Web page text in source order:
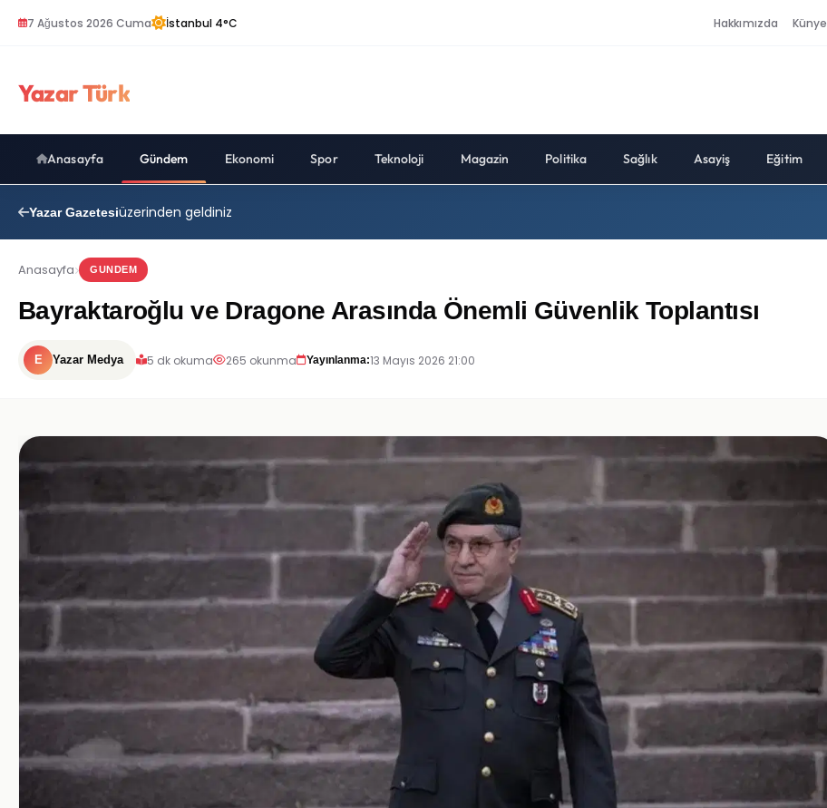
7 Ağustos 2026 Cuma İstanbul 4°C Hakkımızda Künye
Yazar Türk
Anasayfa Gündem Ekonomi Spor Teknoloji Magazin Politika Sağlık Asayiş Eğitim
Yazar Gazetesiüzerinden geldiniz
Anasayfa GUNDEM
Bayraktaroğlu ve Dragone Arasında Önemli Güvenlik Toplantısı
E Yazar Medya 5 dk okuma 265 okunma Yayınlanma:13 Mayıs 2026 21:00